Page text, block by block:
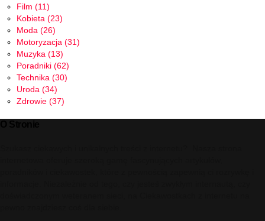
Film (11)
Kobieta (23)
Moda (26)
Motoryzacja (31)
Muzyka (13)
Poradniki (62)
Technika (30)
Uroda (34)
Zdrowie (37)